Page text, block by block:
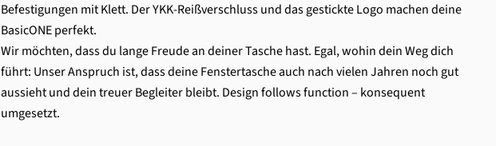
Befestigungen mit Klett. Der YKK-Reißverschluss und das gestickte Logo machen deine
BasicONE perfekt.
Wir möchten, dass du lange Freude an deiner Tasche hast. Egal, wohin dein Weg dich
führt: Unser Anspruch ist, dass deine Fenstertasche auch nach vielen Jahren noch gut
aussieht und dein treuer Begleiter bleibt. Design follows function – konsequent
umgesetzt.